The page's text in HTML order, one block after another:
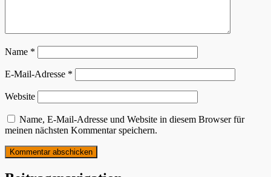
Name *
E-Mail-Adresse *
Website
Name, E-Mail-Adresse und Website in diesem Browser für
meinen nächsten Kommentar speichern.